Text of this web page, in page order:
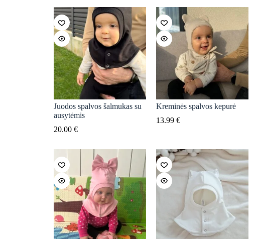
Juodos spalvos šalmukas su
ausytėmis
20.00€
Kreminės spalvos kepurė
13.99 €